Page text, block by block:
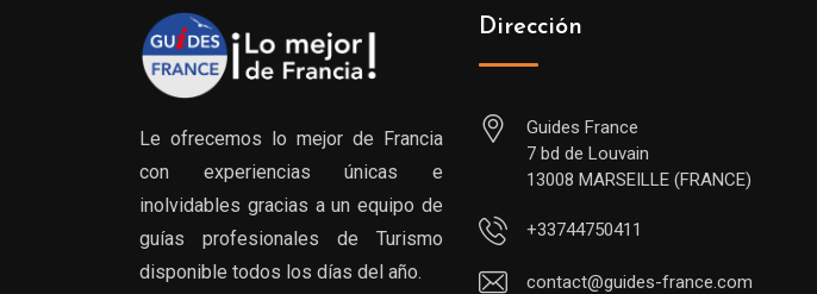
Le ofrecemos lo mejor de Francia
con experiencias únicas e
inolvidables gracias a un equipo de
guías profesionales de Turismo
disponible todos los días del año.
Dirección
Guides France
7 bd de Louvain
13008 MARSEILLE (FRANCE)
+33744750411
contact@guides-france.com